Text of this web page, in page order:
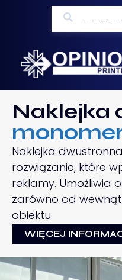
Naklejka
Naklejka
rozwiązanie, które
reklamy. Umożliwia
zarówno od
obiektu.
WIĘCEJ